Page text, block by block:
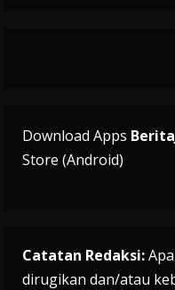
Download Apps
Store (Android)
Catatan Redaksi:
dirugikan dan/atau